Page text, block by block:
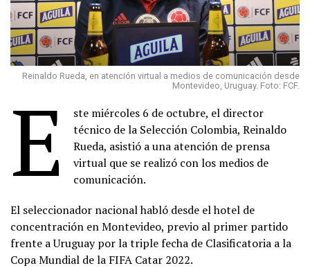
Reinaldo Rueda, en atención virtual a medios de comunicación desde
Montevideo, Uruguay. Foto: FCF.
E
ste miércoles 6 de octubre, el director
técnico de la Selección Colombia, Reinaldo
Rueda, asistió a una atención de prensa
virtual que se realizó con los medios de
comunicación.
El seleccionador nacional habló desde el hotel de
concentración en Montevideo, previo al primer partido
frente a Uruguay por la triple fecha de Clasificatoria a la
Copa Mundial de la FIFA Catar 2022.